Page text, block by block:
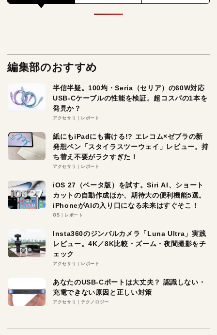
編集部のおすすめ
半信半疑。100均・Seria（セリア）の60W対応
USB-Cケーブルの性能を検証。超コスパの1本を
発見か？
アクセサリ レポート
紙にもiPadにも書ける!? エレコム×ゼブラの新
発想ペン「スタイラスツーウェイ」レビュー。持
ち替え不要がラクすぎた！
アクセサリ レポート
iOS 27（ベータ版）を試す。Siri AI、ショート
カットの自動作成ほか、期待大の便利機能5選。
iPhoneがAIの入り口になる未来はすぐそこ！
OS レポート
Insta360のジンバルカメラ「Luna Ultra」実践
レビュー。4K／8K比較・ズーム・夜間撮影をチ
ェック
アクセサリ レポート
あなたのUSB-Cポートは大丈夫？ 認識しない・
充電できない原因と正しい対策
アクセサリ テクノロジー